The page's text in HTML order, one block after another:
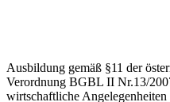
Ausbildung gemäß §11 der
Verordnung BGBL II Nr.13/
wirtschaftliche